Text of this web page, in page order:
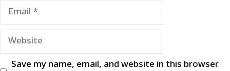
Email
Website
Save my name, email, and website in this browser